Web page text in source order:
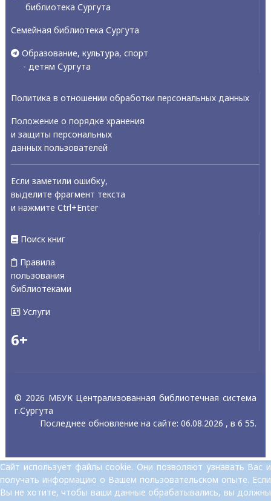
библиотека Сургута
Семейная библиотека Сургута
Образование, культура, спорт
- детям Сургута
Политика в отношении обработки персональных данных
Положение о порядке хранения
и защиты персональных
данных пользователей
Если заметили ошибку,
выделите фрагмент текста
и нажмите Ctrl+Enter
Поиск книг
Правила
пользования
библиотеками
Услуги
6+
© 2026 МБУК Централизованная библиотечная система
г.Сургута
Последнее обновление на сайте: 06.08.2026 , в 6 55.
Сайт использует файлы cookie. Они позволяют узнавать Вас и
получать информацию о Вашем пользовательском опыте. Если
Вы не хотите, чтобы ваши данные обрабатывались, вы должны